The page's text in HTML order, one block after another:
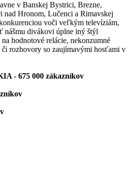
v Banskej Bystrici, Brezne,
nad Hronom, Lučenci a Rimavskej
voči veľkým televíziám,
nášmu divákovi úplne iný štýl
hodnotové relácie, nekonzumné
rozhovory so zaujímavými hosťami v
- 675 000 zákazníkov